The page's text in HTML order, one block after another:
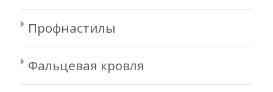
Профнастилы
Фальцевая кровля